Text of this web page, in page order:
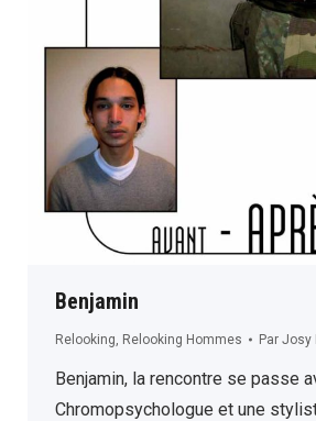
Benjamin
Relooking Relooking Hommes Par Josy
Benjamin, la rencontre se passe
Chromopsychologue et une